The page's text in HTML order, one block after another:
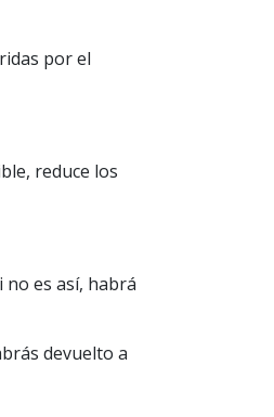
por el
reduce los
es así, habrá
devuelto a